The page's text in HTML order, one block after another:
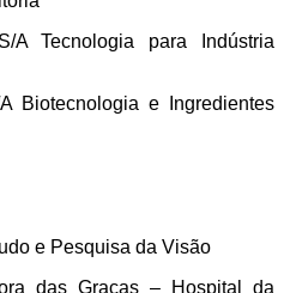
A Tecnologia para Indústria
Biotecnologia e Ingredientes
e Pesquisa da Visão
das Graças – Hospital da